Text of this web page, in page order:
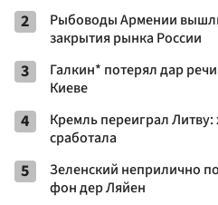
2
Рыбоводы Армении
закрытия рынка России
3
Галкин* потерял дар
Киеве
4
Кремль переиграл
сработала
5
Зеленский неприлично
фон дер Ляйен